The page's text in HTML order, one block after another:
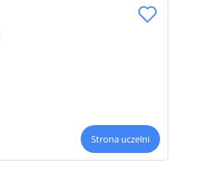
Strona uczelni